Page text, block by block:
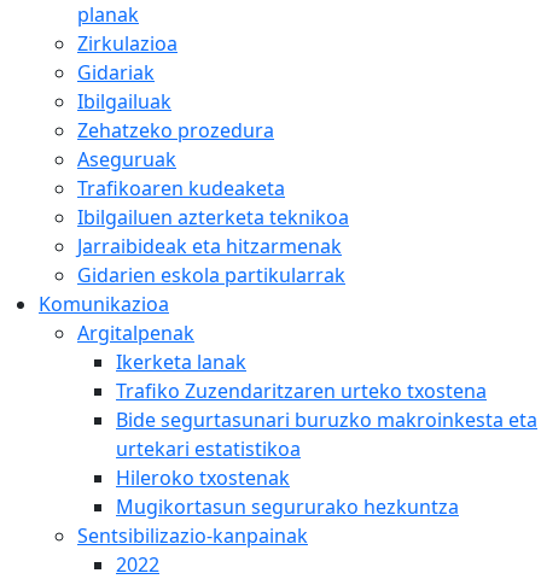
planak
Zirkulazioa
Gidariak
Ibilgailuak
Zehatzeko prozedura
Aseguruak
Trafikoaren kudeaketa
Ibilgailuen azterketa teknikoa
Jarraibideak eta hitzarmenak
Gidarien eskola partikularrak
Komunikazioa
Argitalpenak
Ikerketa lanak
Trafiko Zuzendaritzaren urteko txostena
Bide segurtasunari buruzko makroinkesta eta
urtekari estatistikoa
Hileroko txostenak
Mugikortasun segururako hezkuntza
Sentsibilizazio-kanpainak
2022